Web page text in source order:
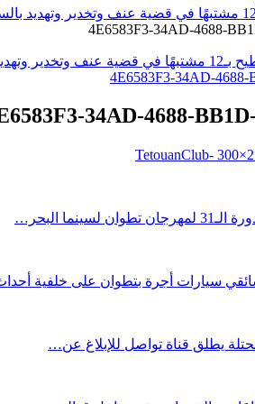
4E6583F3-34AD-4688-
الأبيض"
34AD-4688-
سيارات أجرة بتطوان على خلفية
يطلق قناة تواصل للإبلاغ عن…